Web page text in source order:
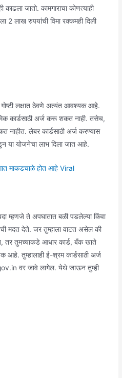
काढला जातो. कामगाराचा कोणत्याही
2 लाख रुपयांची विमा रक्कमही दिली
गोष्टी लक्षात ठेवणे अत्यंत आवश्यक आहे.
कार्डसाठी अर्ज करू शकत नाही. तसेच,
नाहीत. लेबर कार्डसाठी अर्ज करण्यास
या योजनेचा लाभ दिला जात आहे.
माकडचाळे होत आहे Viral
म्हणजे ते अपघातात बळी पडलेल्या किंवा
मदत देते. जर तुम्हाला वाटत असेल की
तर तुमच्याकडे आधार कार्ड, बँक खाते
आहे. तुम्हालाही ई-श्रम कार्डसाठी अर्ज
वर जावे लागेल. येथे जाऊन तुम्ही